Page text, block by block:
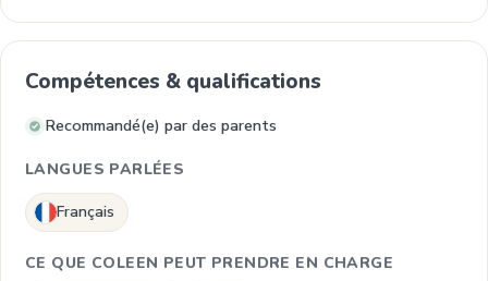
Compétences & qualifications
Recommandé(e) par des parents
LANGUES PARLÉES
Français
CE QUE COLEEN PEUT PRENDRE EN CHARGE